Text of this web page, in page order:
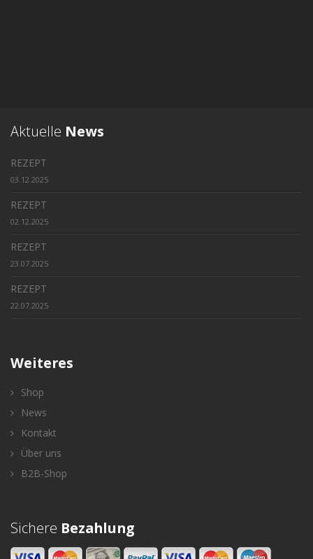
Aktuelle News
REZEPT
03.12.2025
REZEPT
02.12.2025
REZEPT
23.07.2025
REZEPT
22.07.2025
Weiteres
Shop
News
Kontakt
Über uns
B2B-Shop
Sichere Bezahlung